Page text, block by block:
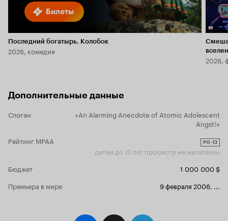
Билеты
Последний богатырь. Колобок
2026, комедия
2026,
Дополнительные данные
Слоган
«An Alarming Anecdote of Atomic Adolescent
Angst!»
Рейтинг MPAA
PG-13
детям до 13 лет просмотр не желателен
Бюджет
1 000 000 $
Премьера в мире
9 февраля 2006, ...